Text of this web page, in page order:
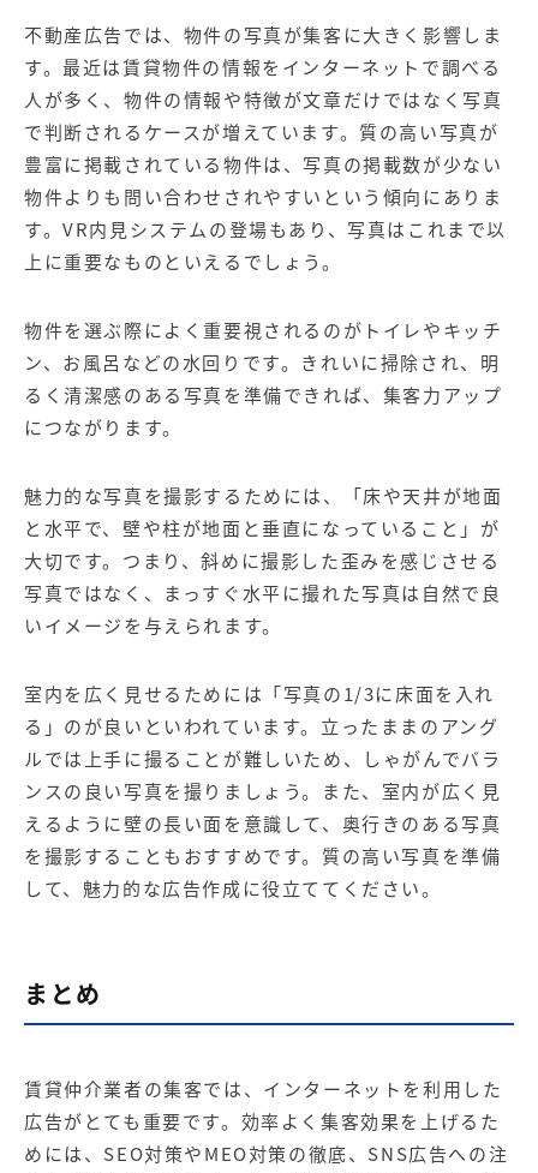
不動産広告では、物件の写真が集客に大きく影響しま
す。最近は賃貸物件の情報をインターネットで調べる
人が多く、物件の情報や特徴が文章だけではなく写真
で判断されるケースが増えています。質の高い写真が
豊富に掲載されている物件は、写真の掲載数が少ない
物件よりも問い合わせされやすいという傾向にありま
す。VR内見システムの登場もあり、写真はこれまで以
上に重要なものといえるでしょう。
物件を選ぶ際によく重要視されるのがトイレやキッチ
ン、お風呂などの水回りです。きれいに掃除され、明
るく清潔感のある写真を準備できれば、集客力アップ
につながります。
魅力的な写真を撮影するためには、「床や天井が地面
と水平で、壁や柱が地面と垂直になっていること」が
大切です。つまり、斜めに撮影した歪みを感じさせる
写真ではなく、まっすぐ水平に撮れた写真は自然で良
いイメージを与えられます。
室内を広く見せるためには「写真の1/3に床面を入れ
る」のが良いといわれています。立ったままのアング
ルでは上手に撮ることが難しいため、しゃがんでバラ
ンスの良い写真を撮りましょう。また、室内が広く見
えるように壁の長い面を意識して、奥行きのある写真
を撮影することもおすすめです。質の高い写真を準備
して、魅力的な広告作成に役立ててください。
まとめ
賃貸仲介業者の集客では、インターネットを利用した
広告がとても重要です。効率よく集客効果を上げるた
めには、SEO対策やMEO対策の徹底、SNS広告への注